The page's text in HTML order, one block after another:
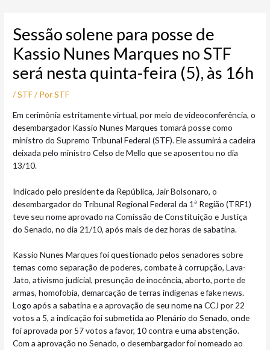
conteúdo
Sessão solene para posse de
Kassio Nunes Marques no STF
será nesta quinta-feira (5), às 16h
/STF/ PorSTF
Em cerimônia estritamente virtual, por meio de videoconferência, o
desembargador Kassio Nunes Marques tomará posse como
ministro do Supremo Tribunal Federal (STF). Ele assumirá a cadeira
deixada pelo ministro Celso de Mello que se aposentou no dia
13/10.
Indicado pelo presidente da República, Jair Bolsonaro, o
desembargador do Tribunal Regional Federal da 1ª Região (TRF1)
teve seu nome aprovado na Comissão de Constituição e Justiça
do Senado, no dia 21/10, após mais de dez horas de sabatina.
Kassio Nunes Marques foi questionado pelos senadores sobre
temas como separação de poderes, combate à corrupção, Lava-
Jato, ativismo judicial, presunção de inocência, aborto, porte de
armas, homofobia, demarcação de terras indígenas e fake news.
Logo após a sabatina e a aprovação de seu nome na CCJ por 22
votos a 5, a indicação foi submetida ao Plenário do Senado, onde
foi aprovada por 57 votos a favor, 10 contra e uma abstenção.
Com a aprovação no Senado, o desembargador foi nomeado ao